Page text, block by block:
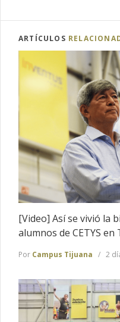
ARTÍCULOS
[Video] Así se vivió la
alumnos de CETYS en
Por Campus Tijuana 2